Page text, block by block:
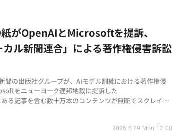
2026.6.29 Mon 12:00
がOpenAIとMicrosoftを提訴、
カル新聞連合」による著作権侵害訴訟
聞の出版社グループが、AIモデル訓練における著作権侵
をニューヨーク連邦地裁に提訴した
る記事を含む数十万本のコンテンツが無断でスクレイピ
除去されたと主張している
基づく」と反論しており、大手メディアに続いて地方紙